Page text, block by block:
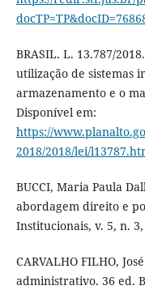
BRASIL. L. 13.787/
utilização de sistemas
armazenamento e o
Disponível em:
https://
2018/2018/lei/
BUCCI, Maria Paula
abordagem direito e
Institucionais, v. 5, n.
CARVALHO FILHO,
administrativo. 36 ed.